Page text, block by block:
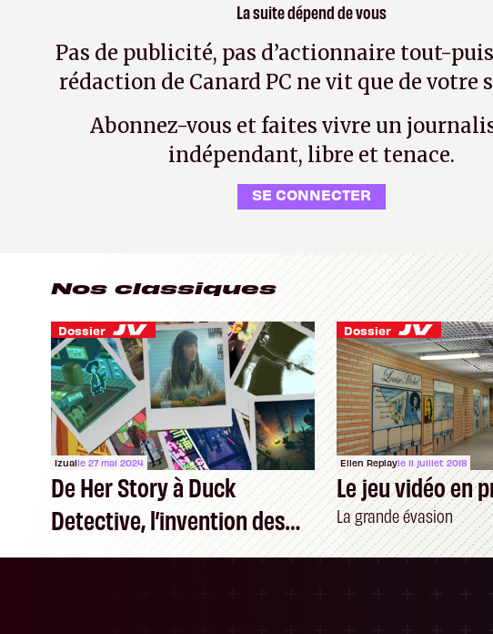
La suite dépend de vous
Pas de publicité, pas d’actionnaire tout-
rédaction de Canard PC ne vit que de votre
Abonnez-vous et faites vivre un
indépendant, libre et tenace.
SE CONNECTER
Nos classiques
Dossier
Izualle 27 mai 2024
De Her Story à Duck
Detective, l’invention des
« deduction games »
Dossier
Ellen Replayle 11 juillet 2018
Le jeu vidéo en
La grande évasion